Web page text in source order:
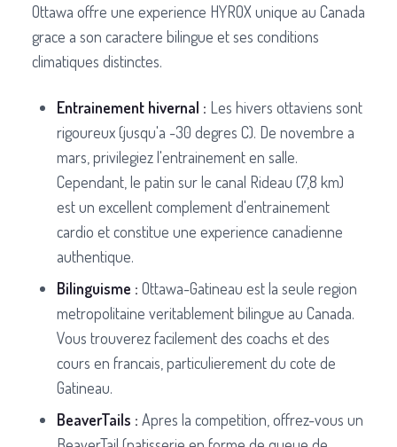
Ottawa offre une experience HYROX unique au Canada
grace a son caractere bilingue et ses conditions
climatiques distinctes.
Entrainement hivernal : Les hivers ottaviens sont
rigoureux (jusqu'a -30 degres C). De novembre a
mars, privilegiez l'entrainement en salle.
Cependant, le patin sur le canal Rideau (7,8 km)
est un excellent complement d'entrainement
cardio et constitue une experience canadienne
authentique.
Bilinguisme : Ottawa-Gatineau est la seule region
metropolitaine veritablement bilingue au Canada.
Vous trouverez facilement des coachs et des
cours en francais, particulierement du cote de
Gatineau.
BeaverTails : Apres la competition, offrez-vous un